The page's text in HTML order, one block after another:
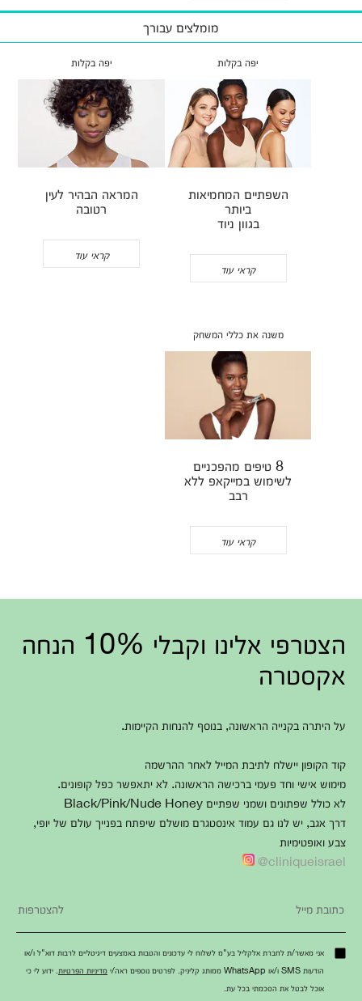
מומלצים עבורך
יפה בקלות
השפתיים המחמיאות
ביותר
בגוון ניוד
קראי עוד
יפה בקלות
המראה הבהיר לעין
רטובה
קראי עוד
משנה את כללי המשחק
8 טיפים מהפכניים
לשימוש במייקאפ ללא
רבב
קראי עוד
הצטרפי אלינו וקבלי 10% הנחה
אקסטרה
על היתרה בקנייה הראשונה, בנוסף להנחות הקיימות.
קוד הקופון יישלח לתיבת המייל לאחר ההרשמה
מימוש אישי וחד פעמי ברכישה הראשונה. לא יתאפשר כפל קופונים.
לא כולל שפתונים ושמני שפתיים Black/Pink/Nude Honey
דרך אגב, יש לנו גם עמוד אינסטגרם מושלם שיפתח בפנייך עולם של יופי,
צבע ואופטימיות
cliniqueisrael@
אני מאשר/ת לחברת אלקליל בע"מ לשלוח לי עדכונים והטבות באמצעים דיגיטליים לרבות דוא"ל ו/או
הודעות SMS ו/או WhatsApp ממותג קליניק. לפרטים נוספים ראה/י
מדיניות הפרטיות . ידוע לי כי
אוכל לבטל את הסכמתי בכל עת.